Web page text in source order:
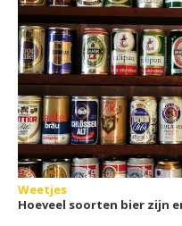
Weetjes
Hoeveel soorten bier zijn